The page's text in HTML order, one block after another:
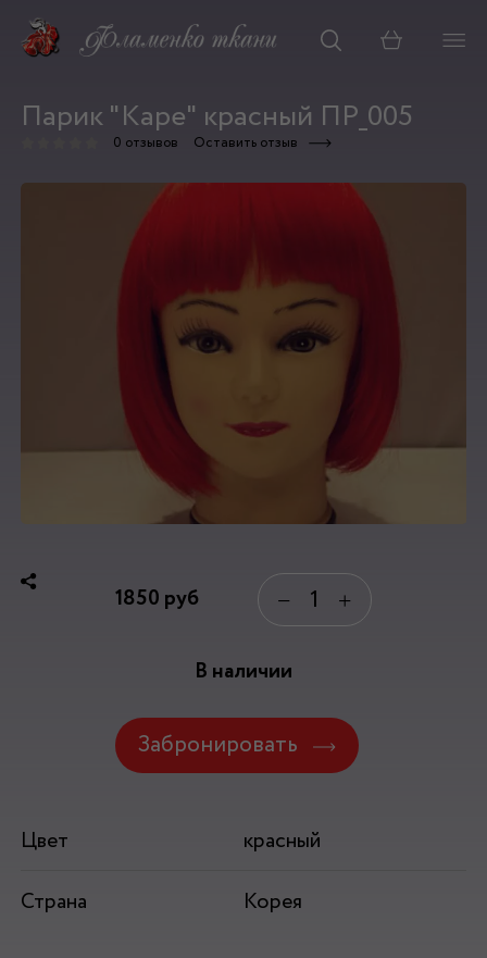
Корзина
Парик "Каре" красный ПР_005
0 отзывов Оставить отзыв
1850 руб − +
В наличии
Забронировать
Цвет
красный
Страна
Корея